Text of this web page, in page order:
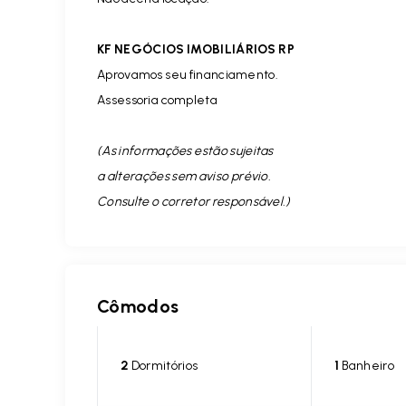
KF NEGÓCIOS IMOBILIÁRIOS RP
Aprovamos seu financiamento.
Assessoria completa
(As informações estão sujeitas
a alterações sem aviso prévio.
Consulte o corretor responsável. )
Cômodos
2 Dormitórios 1 Banheiro